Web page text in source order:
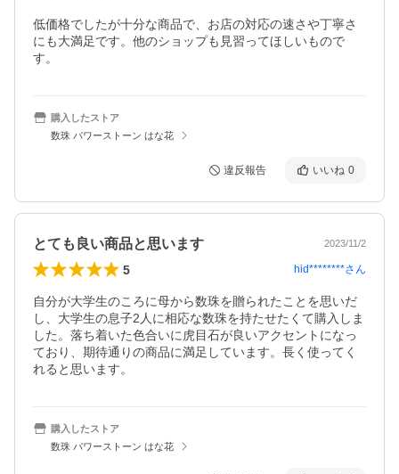
低価格でしたが十分な商品で、お店の対応の速さや丁寧さ
にも大満足です。他のショップも見習ってほしいもので
す。
購入したストア
数珠 パワーストーン はな花
違反報告 いいね 0
とても良い商品と思います 2023/11/2
5 hid********さん
自分が大学生のころに母から数珠を贈られたことを思いだ
し、大学生の息子2人に相応な数珠を持たせたくて購入しま
した。落ち着いた色合いに虎目石が良いアクセントになっ
ており、期待通りの商品に満足しています。長く使ってく
れると思います。
購入したストア
数珠 パワーストーン はな花